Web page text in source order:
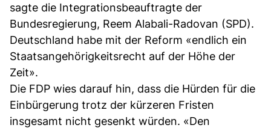
sagte die Integrationsbeauftragte der
Bundesregierung, Reem Alabali-Radovan (SPD).
Deutschland habe mit der Reform «endlich ein
Staatsangehörigkeitsrecht auf der Höhe der
Zeit».
Die FDP wies darauf hin, dass die Hürden für die
Einbürgerung trotz der kürzeren Fristen
insgesamt nicht gesenkt würden. «Den